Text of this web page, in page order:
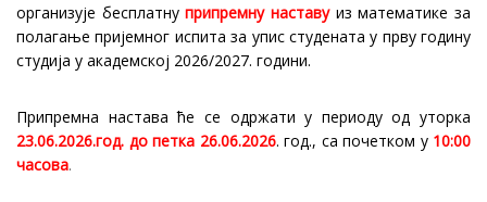
организује бесплатну припремну наставу из математике за
полагање пријемног испита за упис студената у прву годину
студија у академској 2026/2027. години.
Припремна настава ће се одржати у периоду од уторка
23.06.2026.год. до петка 26.06.2026. год., са почетком у 10:00
часова.